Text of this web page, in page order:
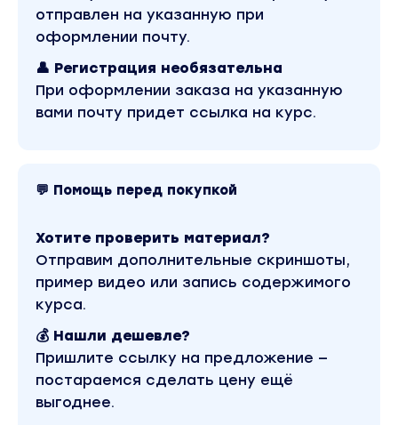
ДИРЕКТОРА
РЕЗУЛЬТАТ
зарабатывать и овладеешь привычками
успешного контент-директора
1. Как быть успешным контент-директором
директору
достичь её
1. Что такое контент и кто стоит за его
созданием. Профессия контент-директор.
2. Что необходимо узнать о клиенте при
первой встрече. Базовая информация для
создания контента.
3. Подписчики и конкуренты: как
окружающая среда формирует контент.
отправлен на указанную при
оформлении почту.
👤 Регистрация необязательна
При оформлении заказа на указанную
вами почту придет ссылка на курс.
💬 Помощь перед покупкой
Хотите проверить материал?
Отправим дополнительные скриншоты,
пример видео или запись содержимого
курса.
💰 Нашли дешевле?
Пришлите ссылку на предложение —
постараемся сделать цену ещё
выгоднее.